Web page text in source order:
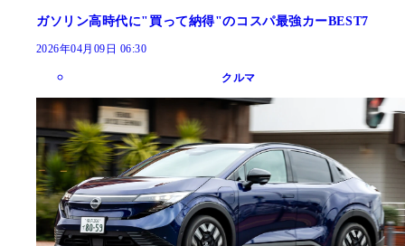
ガソリン高時代に"買って納得"のコスパ最強カーBEST7
2026年04月09日 06:30
クルマ